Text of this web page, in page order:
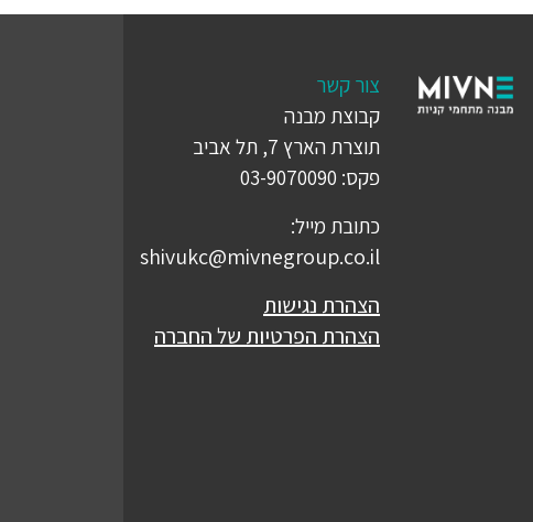
צור קשר
קבוצת מבנה
תוצרת הארץ 7, תל אביב
פקס: 03-9070090
כתובת מייל:
shivukc@mivnegroup.co.il
הצהרת נגישות
הצהרת הפרטיות של החברה